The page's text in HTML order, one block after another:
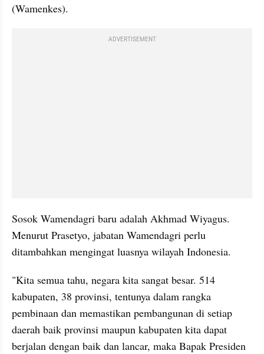
(Wamenkes).
ADVERTISEMENT
Sosok Wamendagri baru adalah Akhmad Wiyagus.
Menurut Prasetyo, jabatan Wamendagri perlu
ditambahkan mengingat luasnya wilayah Indonesia.
"Kita semua tahu, negara kita sangat besar. 514
kabupaten, 38 provinsi, tentunya dalam rangka
pembinaan dan memastikan pembangunan di setiap
daerah baik provinsi maupun kabupaten kita dapat
berjalan dengan baik dan lancar, maka Bapak Presiden